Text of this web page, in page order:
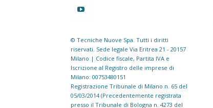
© Tecniche Nuove Spa. Tutti i diritti
riservati. Sede legale Via Eritrea 21 - 20157
Milano | Codice fiscale, Partita IVA e
Iscrizione al Registro delle imprese di
Milano: 00753480151
Registrazione Tribunale di Milano n. 65 del
05/03/2014 (Precedentemente registrata
presso il Tribunale di Bologna n. 4273 del